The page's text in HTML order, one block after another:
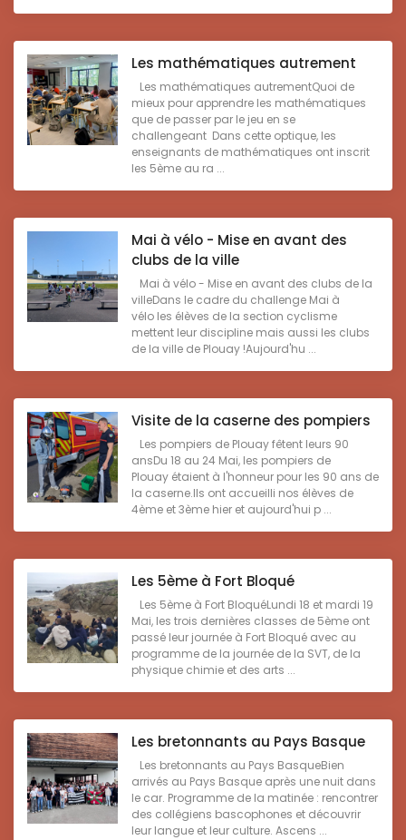
Les mathématiques autrement
Les mathématiques autrementQuoi de
mieux pour apprendre les mathématiques
que de passer par le jeu en se
challengeant Dans cette optique, les
enseignants de mathématiques ont inscrit
les 5ème au ra ...
Mai à vélo - Mise en avant des
clubs de la ville
Mai à vélo - Mise en avant des clubs de la
villeDans le cadre du challenge Mai à
vélo les élèves de la section cyclisme
mettent leur discipline mais aussi les clubs
de la ville de Plouay !Aujourd'hu ...
Visite de la caserne des pompiers
Les pompiers de Plouay fêtent leurs 90
ansDu 18 au 24 Mai, les pompiers de
Plouay étaient à l'honneur pour les 90 ans de
la caserne.Ils ont accueilli nos élèves de
4ème et 3ème hier et aujourd'hui p ...
Les 5ème à Fort Bloqué
Les 5ème à Fort BloquéLundi 18 et mardi 19
Mai, les trois dernières classes de 5ème ont
passé leur journée à Fort Bloqué avec au
programme de la journée de la SVT, de la
physique chimie et des arts ...
Les bretonnants au Pays Basque
Les bretonnants au Pays BasqueBien
arrivés au Pays Basque après une nuit dans
le car. Programme de la matinée : rencontrer
des collégiens bascophones et découvrir
leur langue et leur culture. Ascens ...